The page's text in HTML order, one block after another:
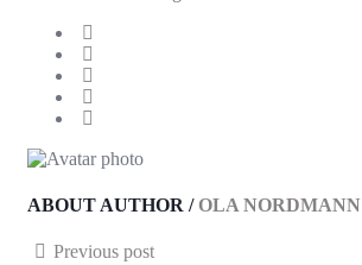
ABOUT AUTHOR /OLA NORDMANN
Previous post